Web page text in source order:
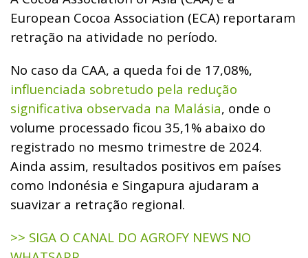
European Cocoa Association (ECA) reportaram
retração na atividade no período.
No caso da CAA, a queda foi de 17,08%,
influenciada sobretudo pela redução
significativa observada na Malásia, onde o
volume processado ficou 35,1% abaixo do
registrado no mesmo trimestre de 2024.
Ainda assim, resultados positivos em países
como Indonésia e Singapura ajudaram a
suavizar a retração regional.
>> SIGA O CANAL DO AGROFY NEWS NO